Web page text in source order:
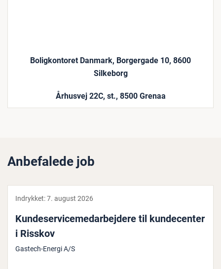
Boligkontoret Danmark, Borgergade 10, 8600
Silkeborg
Århusvej 22C, st., 8500 Grenaa
Anbefalede job
Indrykket:7. august 2026
Kun­de­ser­vi­ce­me­d­ar­bej­de­re til kun­de­cen­ter
i Risskov
Gastech-Energi A/S